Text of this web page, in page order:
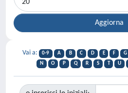
Vai a: 0-9 A B C D E F G
N
O P Q R S T U